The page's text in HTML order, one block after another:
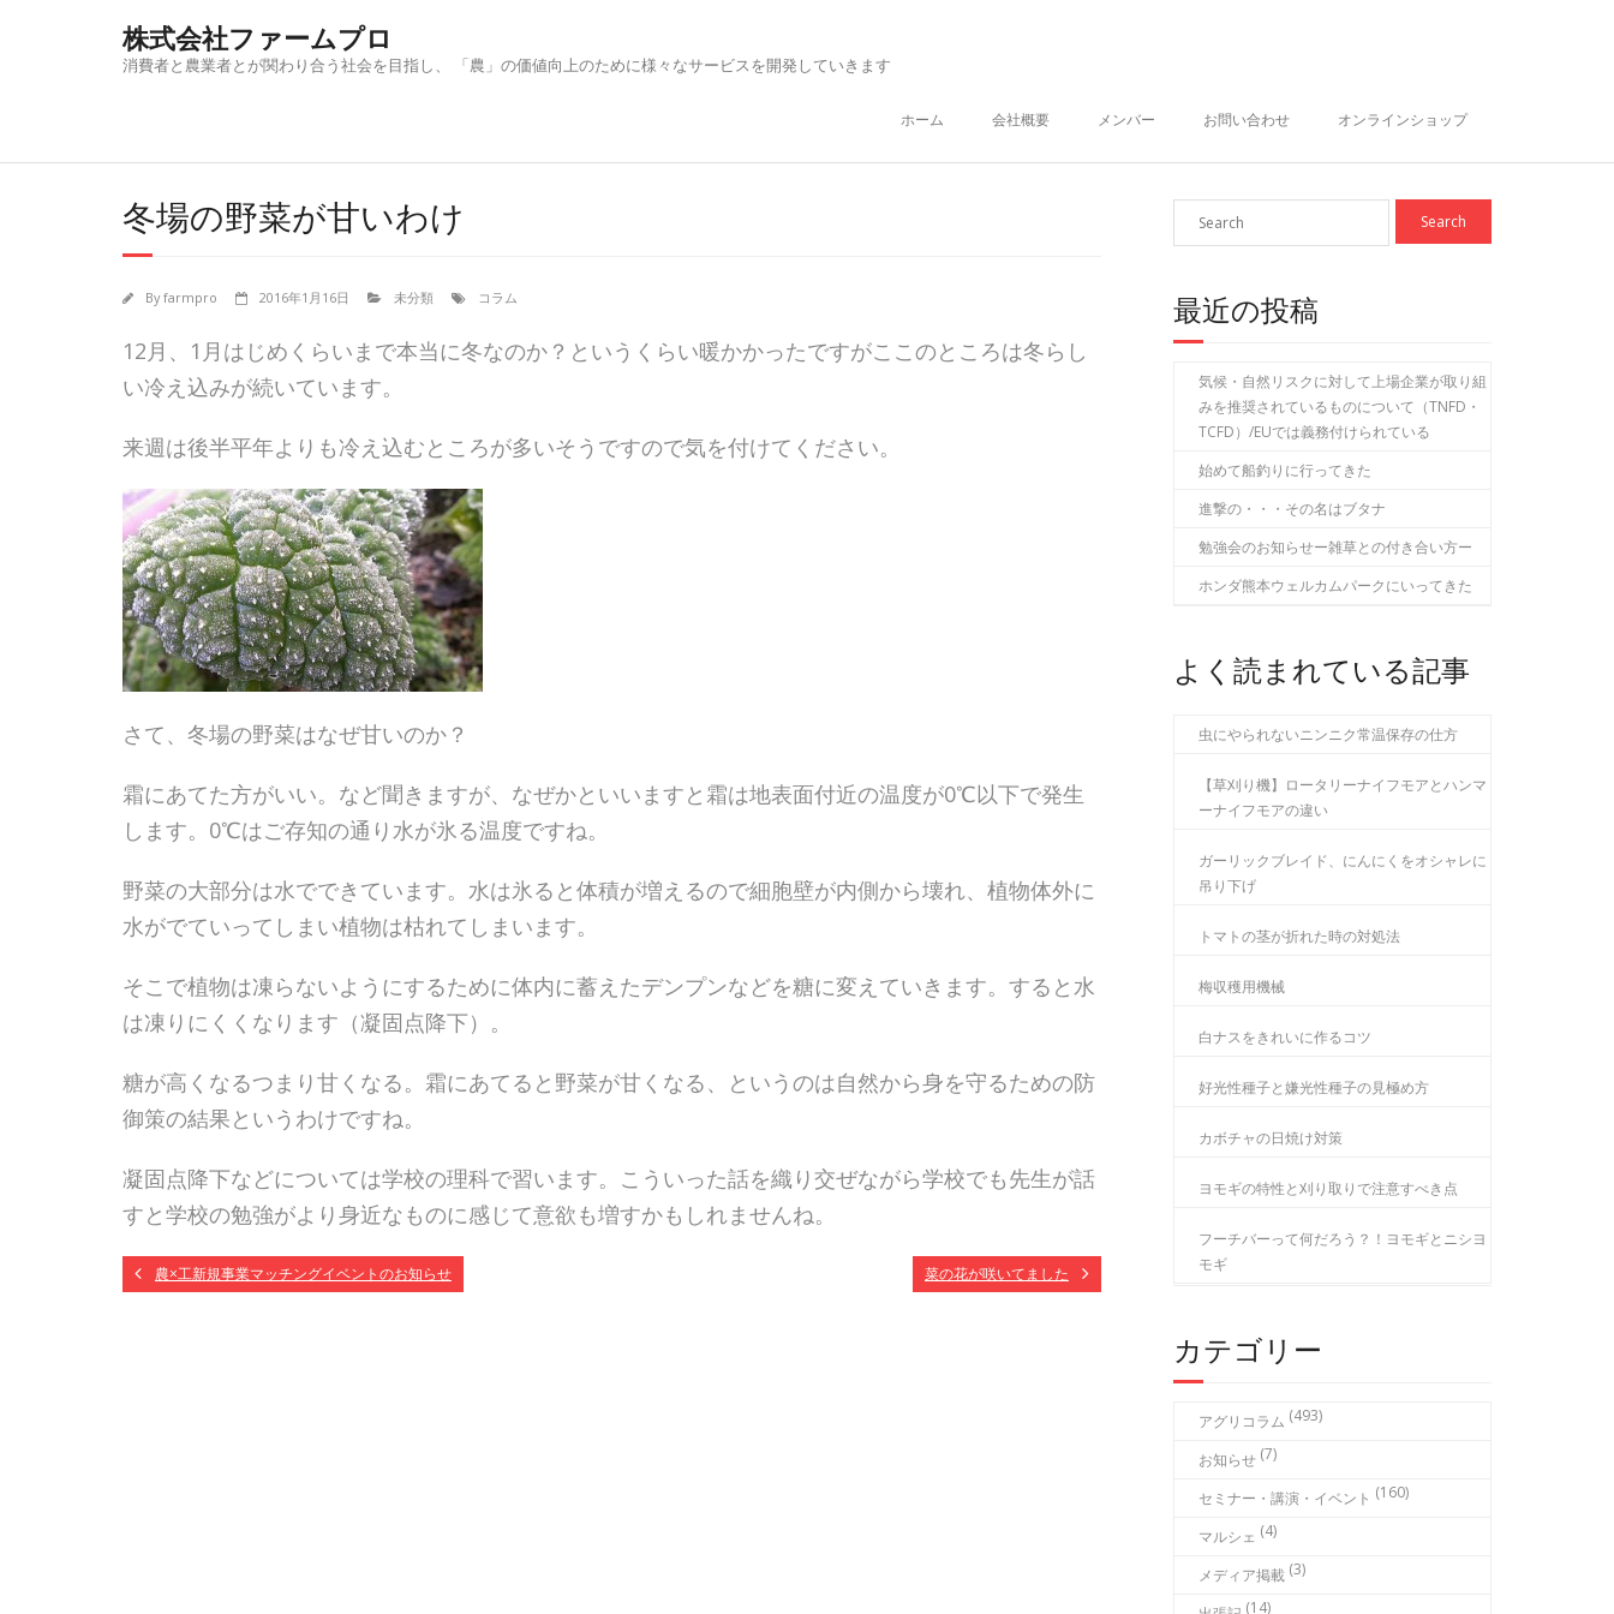
株式会社ファームプロ
消費者と農業者とが関わり合う社会を目指し、 「農」の価値向上のために様々なサービスを開発していきます
ホーム 会社概要 メンバー お問い合わせ オンラインショップ
冬場の野菜が甘いわけ
Byfarmpro 2016年1月16日 未分類 コラム
12月、1月はじめくらいまで本当に冬なのか？というくらい暖かかったですがここのところは冬らし
い冷え込みが続いています。
来週は後半平年よりも冷え込むところが多いそうですので気を付けてください。
さて、冬場の野菜はなぜ甘いのか？
霜にあてた方がいい。など聞きますが、なぜかといいますと霜は地表面付近の温度が0℃以下で発生
します。0℃はご存知の通り水が氷る温度ですね。
野菜の大部分は水でできています。水は氷ると体積が増えるので細胞壁が内側から壊れ、植物体外に
水がでていってしまい植物は枯れてしまいます。
そこで植物は凍らないようにするために体内に蓄えたデンプンなどを糖に変えていきます。すると水
は凍りにくくなります（凝固点降下）。
糖が高くなるつまり甘くなる。霜にあてると野菜が甘くなる、というのは自然から身を守るための防
御策の結果というわけですね。
凝固点降下などについては学校の理科で習います。こういった話を織り交ぜながら学校でも先生が話
すと学校の勉強がより身近なものに感じて意欲も増すかもしれませんね。
農×工新規事業マッチングイベントのお知らせ 菜の花が咲いてました
最近の投稿
気候・自然リスクに対して上場企業が取り組
みを推奨されているものについて（TNFD・
TCFD）/EUでは義務付けられている
始めて船釣りに行ってきた
進撃の・・・その名はブタナ
勉強会のお知らせー雑草との付き合い方ー
ホンダ熊本ウェルカムパークにいってきた
よく読まれている記事
虫にやられないニンニク常温保存の仕方
【草刈り機】ロータリーナイフモアとハンマ
ーナイフモアの違い
ガーリックブレイド、にんにくをオシャレに
吊り下げ
トマトの茎が折れた時の対処法
梅収穫用機械
白ナスをきれいに作るコツ
好光性種子と嫌光性種子の見極め方
カボチャの日焼け対策
ヨモギの特性と刈り取りで注意すべき点
フーチバーって何だろう？！ヨモギとニシヨ
モギ
カテゴリー
アグリコラム (493)
お知らせ (7)
セミナー・講演・イベント (160)
マルシェ (4)
メディア掲載 (3)
(14)